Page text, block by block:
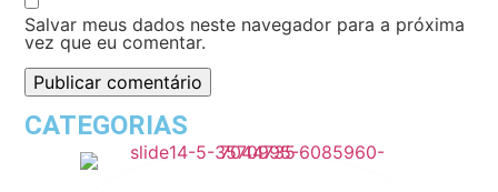
Salvar meus dados neste navegador para a próxima
vez que eu comentar.
CATEGORIAS